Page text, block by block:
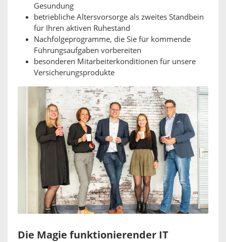
Gesundung
betriebliche Altersvorsorge als zweites Standbein
für Ihren aktiven Ruhestand
Nachfolgeprogramme, die Sie für kommende
Führungsaufgaben vorbereiten
besonderen Mitarbeiterkonditionen für unsere
Versicherungsprodukte
Die Magie funktionierender IT